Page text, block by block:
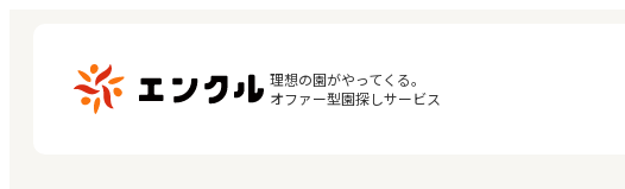
理想の園がやってくる。
オファー型園探しサービス